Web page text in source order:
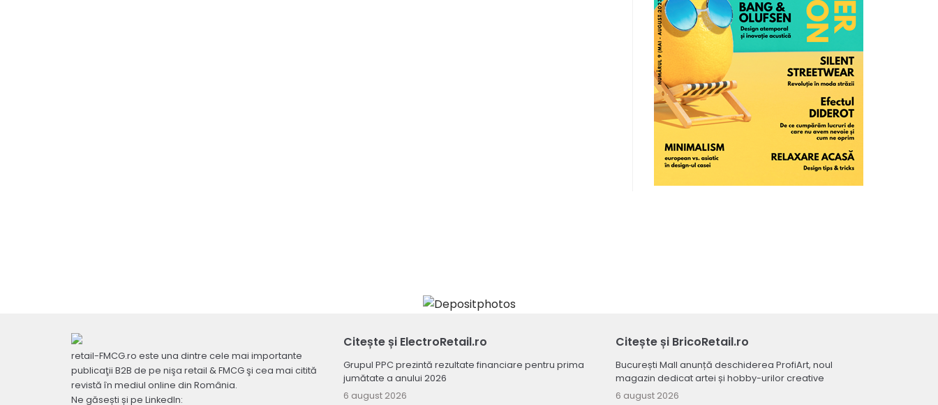
retail-FMCG.ro este una dintre cele mai importante
publicaţii B2B de pe nişa retail & FMCG şi cea mai citită
revistă în mediul online din România.
Ne găsești și pe LinkedIn:
Citește și ElectroRetail.ro
Grupul PPC prezintă rezultate financiare pentru prima
jumătate a anului 2026
6 august 2026
Citește și BricoRetail.ro
București Mall anunță deschiderea ProfiArt, noul
magazin dedicat artei și hobby-urilor creative
6 august 2026